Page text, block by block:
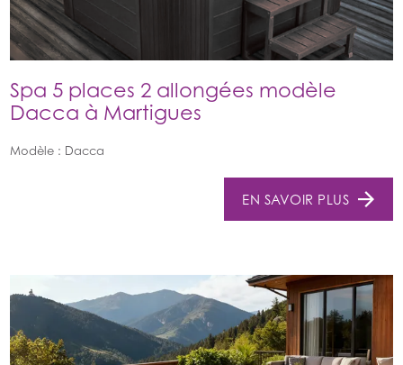
Spa 5 places 2 allongées modèle
Dacca à Martigues
Modèle : Dacca
EN SAVOIR PLUS